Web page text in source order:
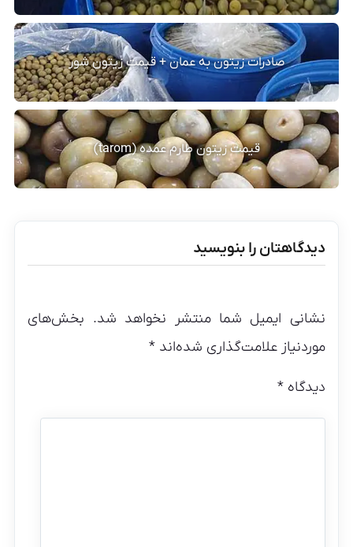
صادرات زیتون به عمان + قیمت زیتون شور
قیمت زیتون طارم عمده (tarom)
دیدگاهتان را بنویسید
نشانی ایمیل شما منتشر نخواهد شد. بخش‌های
موردنیاز علامت‌گذاری شده‌اند*
دیدگاه*